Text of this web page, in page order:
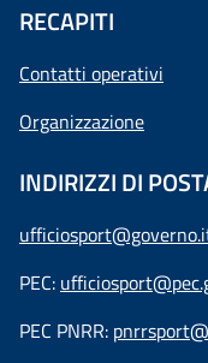
RECAPITI
Contatti operativi
Organizzazione
INDIRIZZI DI
PEC:
PEC PNRR: